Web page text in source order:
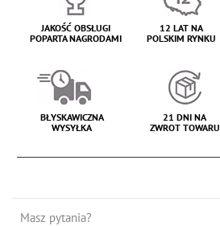
JAKOŚĆ OBSŁUGI
POPARTA NAGRODAMI
12 LAT NA
POLSKIM RYNKU
BŁYSKAWICZNA
WYSYŁKA
21 DNI NA
ZWROT TOWARU
Masz pytania?